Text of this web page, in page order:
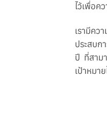
ไว้เพื่อค
เรามีคว
ประสบก
ปี ที่สาม
เป้าหมา